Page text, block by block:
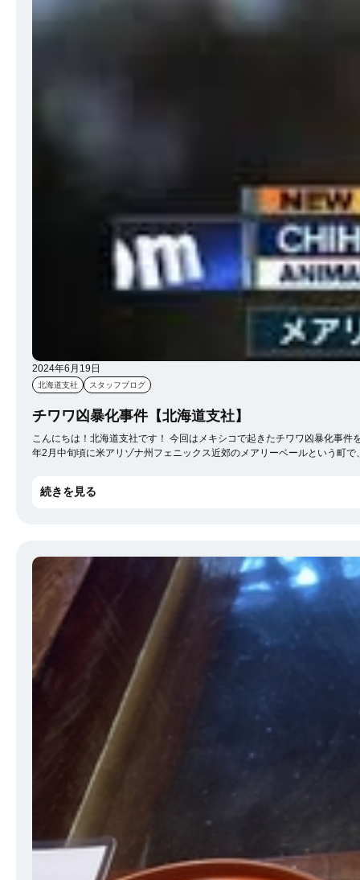
2024年6月19日
北海道支社 スタッフブログ
チワワ凶暴化事件【北海道支社】
こんにちは！北海道支社です！ 今回はメキシコで起きたチワワ凶暴化事件を紹介したいと思います！ まず、チワワはメキシコで誕生した世界最小と言われるほど小さな犬種です。 そんなチワワが野生化して凶暴になったところで、え？ってなってしまいますよね（笑） この事件は、2014
年2月中旬頃に米アリゾナ州フェニックス近郊のメアリーベールという町で、起きたそうです。 凶暴化したチワワの軍団によって脅かされている地域があるというものでした。 『８～１２匹のチワワ達が、徒党を組みながら子供
インも飲んでいるそうです（嘘）
続きを見る